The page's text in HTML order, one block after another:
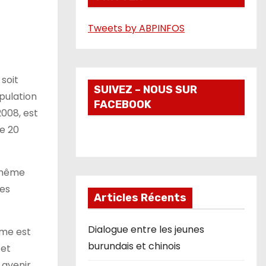
est
20
est
o
Tweets by ABPINFOS
SUIVEZ – NOUS SUR
FACEBOOK
Articles Récents
Dialogue entre les jeunes
burundais et chinois